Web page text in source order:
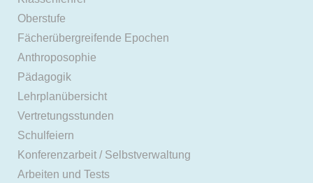
Oberstufe
Fächerübergreifende Epochen
Anthroposophie
Pädagogik
Lehrplanübersicht
Vertretungsstunden
Schulfeiern
Konferenzarbeit / Selbstverwaltung
Arbeiten und Tests